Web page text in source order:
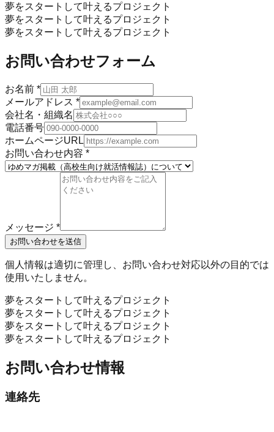
夢をスタートして叶えるプロジェクト
夢をスタートして叶えるプロジェクト
夢をスタートして叶えるプロジェクト
お問い合わせフォーム
お名前 *
メールアドレス *
会社名・組織名
電話番号
ホームページURL
お問い合わせ内容 *
メッセージ *
お問い合わせを送信
個人情報は適切に管理し、お問い合わせ対応以外の目的では
使用いたしません。
夢をスタートして叶えるプロジェクト
夢をスタートして叶えるプロジェクト
夢をスタートして叶えるプロジェクト
夢をスタートして叶えるプロジェクト
お問い合わせ情報
連絡先